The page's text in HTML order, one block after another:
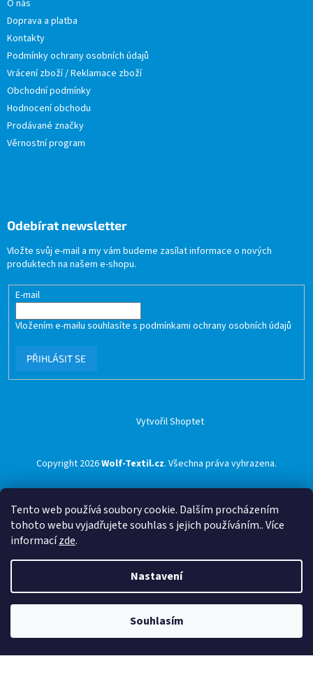
Tento web používá soubory cookie. Dalším procházením
tohoto webu vyjadřujete souhlas s jejich používáním.. Více
informacízde.
Nastavení
Souhlasím
O nás
Doprava a platba
Kontakty
Podmínky ochrany osobních údajů
Vrácení zboží / Reklamace zboží
Obchodní podmínky
Hodnocení obchodu
Prodávané značky
Věrnostní program
Odebírat newsletter
Vložte svůj e-mail a my vám budeme zasílat informace o nových
produktech na našem e-shopu.
E-mail
Vložením e-mailu souhlasíte s podmínkami ochrany osobních údajů
PŘIHLÁSIT SE
Vytvořil Shoptet
Copyright 2026Wolf-Textil.cz. Všechna práva vyhrazena.